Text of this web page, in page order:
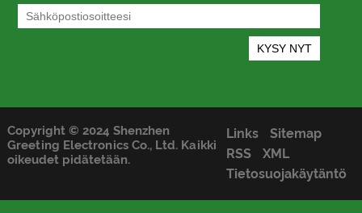
Copyright © 2024 Shenzhen
Greeting Electronics Co., Ltd. Kaikki
oikeudet pidätetään.
Links
Sitemap
RSS
XML
Tietosuojakäytäntö